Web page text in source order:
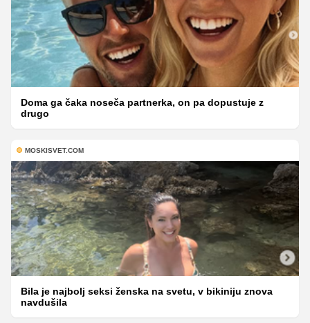
Doma ga čaka noseča partnerka, on pa dopustuje z
drugo
MOSKISVET.COM
Bila je najbolj seksi ženska na svetu, v bikiniju znova
navdušila